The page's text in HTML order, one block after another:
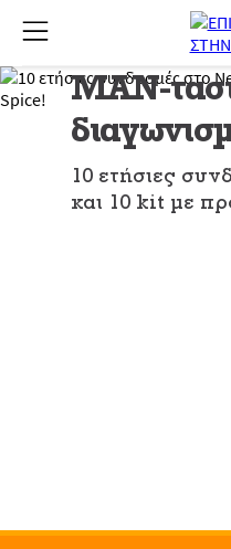
ΜΑΝ-
10 ετήσιες
και 10 kit με